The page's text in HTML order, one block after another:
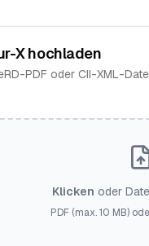
X hochladen
PDF oder CII-XML-
Klicken oder
PDF (max. 10 MB)